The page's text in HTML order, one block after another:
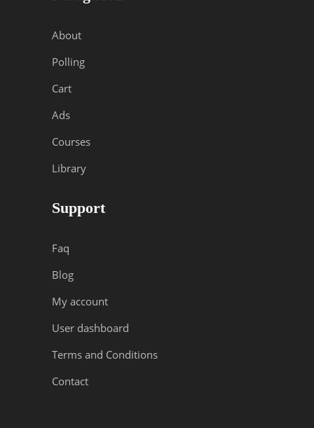
About
Polling
Cart
Ads
Courses
Library
Support
Faq
Blog
My account
User dashboard
Terms and Conditions
Contact